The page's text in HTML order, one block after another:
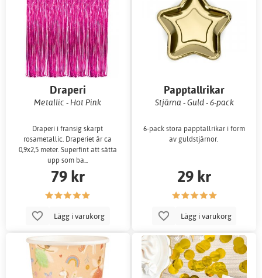
Draperi
Metallic - Hot Pink
Draperi i fransig skarpt
rosametallic. Draperiet är ca
0,9x2,5 meter. Superfint att sätta
upp som ba...
79 kr
Lägg i varukorg
Papptallrikar
Stjärna - Guld - 6-pack
6-pack stora papptallrikar i form
av guldstjärnor.
29 kr
Lägg i varukorg